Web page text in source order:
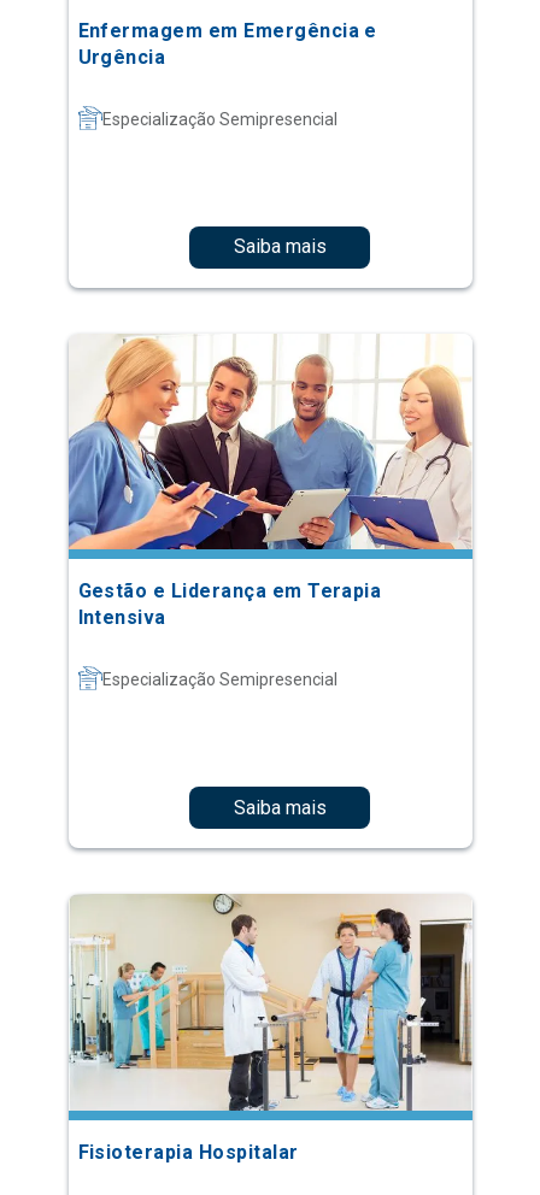
Enfermagem em Emergência e
Urgência
Especialização Semipresencial
Saiba mais
Gestão e Liderança em Terapia
Intensiva
Especialização Semipresencial
Saiba mais
Fisioterapia Hospitalar